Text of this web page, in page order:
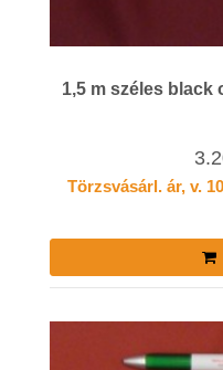
1,5 m széles black
Törzsvásárl. ár, v.